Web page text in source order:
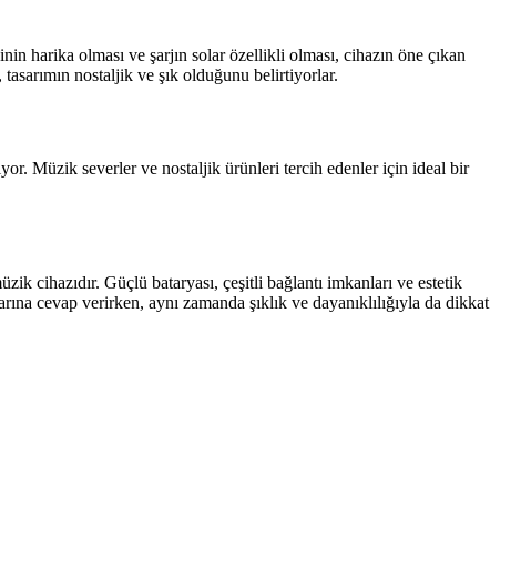
harika olması ve şarjın solar özellikli olması, cihazın öne çıkan
nostaljik ve şık olduğunu belirtiyorlar.
Müzik severler ve nostaljik ürünleri tercih edenler için ideal bir
cihazıdır. Güçlü bataryası, çeşitli bağlantı imkanları ve estetik
cevap verirken, aynı zamanda şıklık ve dayanıklılığıyla da dikkat